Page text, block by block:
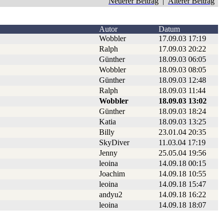
Autor Datum
Wobbler 17.09.03 17:19
Ralph 17.09.03 20:22
Günther 18.09.03 06:05
Wobbler 18.09.03 08:05
Günther 18.09.03 12:48
Ralph 18.09.03 11:44
Wobbler 18.09.03 13:02
Günther 18.09.03 18:24
Katia 18.09.03 13:25
Billy 23.01.04 20:35
SkyDiver 11.03.04 17:19
Jenny 25.05.04 19:56
leoina 14.09.18 00:15
Joachim 14.09.18 10:55
leoina 14.09.18 15:47
andyu2 14.09.18 16:22
leoina 14.09.18 18:07